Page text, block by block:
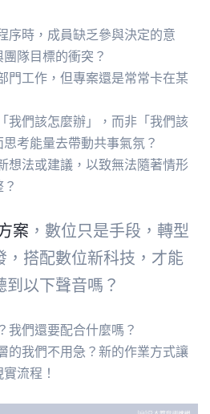
序時，成員缺乏參與決定的意
隊目標的衝突？
門工作，但專案還是常常卡在某
我們該怎麼辦」，而非「我們該
考能量去帶動共事氣氛？
想法或建議，以致無法隨著情形
案 ，數位只是手段，轉型
，搭配數位新科技，才能
以下聲音嗎？
我們還要配合什麼嗎？
的我們不用急？新的作業方式讓
流程！